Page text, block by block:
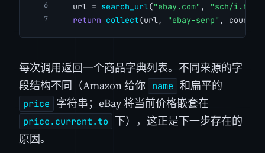
    url =
search_url("ebay.com" ,
"sch/
return collect(url, "ebay-serp" ,
每次调用返回一个商品字典列表。不同来源的字
段结构不同（Amazon 给你 name 和扁平的
price 字符串；eBay 将当前价格嵌套在
price.current.to
下），这正是下一步存在的
原因。